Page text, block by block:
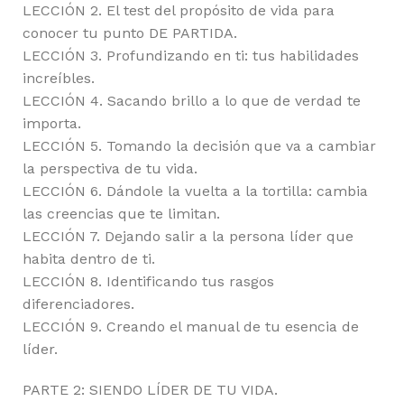
LECCIÓN 2. El test del propósito de vida para
conocer tu punto DE PARTIDA.
LECCIÓN 3. Profundizando en ti: tus habilidades
increíbles.
LECCIÓN 4. Sacando brillo a lo que de verdad te
importa.
LECCIÓN 5. Tomando la decisión que va a cambiar
la perspectiva de tu vida.
LECCIÓN 6. Dándole la vuelta a la tortilla: cambia
las creencias que te limitan.
LECCIÓN 7. Dejando salir a la persona líder que
habita dentro de ti.
LECCIÓN 8. Identificando tus rasgos
diferenciadores.
LECCIÓN 9. Creando el manual de tu esencia de
líder.
PARTE 2: SIENDO LÍDER DE TU VIDA.